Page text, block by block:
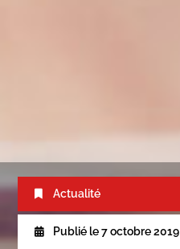
Actualité
Publié le 7 octobre 2019